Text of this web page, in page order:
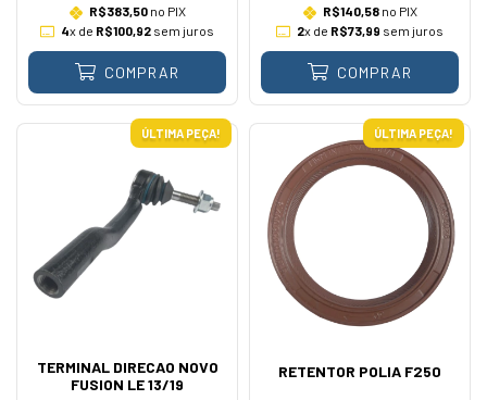
R$383,50no PIX
4x de R$100,92 sem juros
COMPRAR
R$140,58no PIX
2x de R$73,99 sem juros
COMPRAR
ÚLTIMA PEÇA!
TERMINAL DIRECAO NOVO
FUSION LE 13/19
ÚLTIMA PEÇA!
RETENTOR POLIA F250